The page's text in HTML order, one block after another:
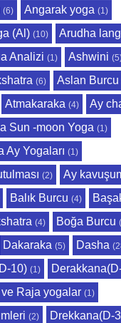
(6) Angarak yoga (1)
(Al) (10) Arudha
Analizi (1) Ashwini
(6) Aslan Burcu
Atmakaraka (4) Ay
Sun -moon Yoga (1)
Ay Yogaları (1)
(2) Ay
Balık Burcu (4)
(4) Boğa Burcu
Dakaraka (5) Dasha
10) (1)
Raja yogalar (1)
(2) Drekkana(D-